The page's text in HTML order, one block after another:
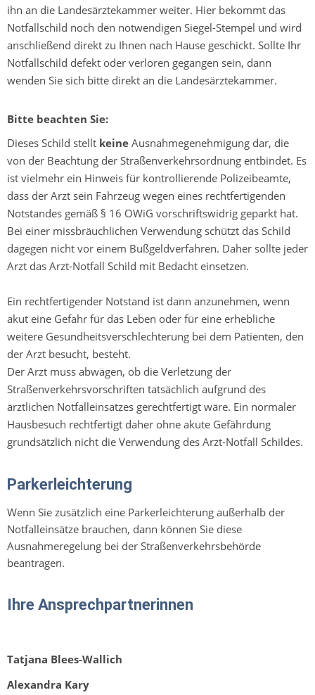
ihn an die Landesärztekammer weiter. Hier bekommt das
Notfallschild noch den notwendigen Siegel-Stempel und wird
anschließend direkt zu Ihnen nach Hause geschickt. Sollte Ihr
Notfallschild defekt oder verloren gegangen sein, dann
wenden Sie sich bitte direkt an die Landesärztekammer.
Bitte beachten Sie:
Dieses Schild stellt keine Ausnahmegenehmigung dar, die
von der Beachtung der Straßenverkehrsordnung entbindet. Es
ist vielmehr ein Hinweis für kontrollierende Polizeibeamte,
dass der Arzt sein Fahrzeug wegen eines rechtfertigenden
Notstandes gemäß § 16 OWiG vorschriftswidrig geparkt hat.
Bei einer missbräuchlichen Verwendung schützt das Schild
dagegen nicht vor einem Bußgeldverfahren. Daher sollte jeder
Arzt das Arzt-Notfall Schild mit Bedacht einsetzen.
Ein rechtfertigender Notstand ist dann anzunehmen, wenn
akut eine Gefahr für das Leben oder für eine erhebliche
weitere Gesundheitsverschlechterung bei dem Patienten, den
der Arzt besucht, besteht.
Der Arzt muss abwägen, ob die Verletzung der
Straßenverkehrsvorschriften tatsächlich aufgrund des
ärztlichen Notfalleinsatzes gerechtfertigt wäre. Ein normaler
Hausbesuch rechtfertigt daher ohne akute Gefährdung
grundsätzlich nicht die Verwendung des Arzt-Notfall Schildes.
Parkerleichterung
Wenn Sie zusätzlich eine Parkerleichterung außerhalb der
Notfalleinsätze brauchen, dann können Sie diese
Ausnahmeregelung bei der Straßenverkehrsbehörde
beantragen.
Ihre Ansprechpartnerinnen
Tatjana Blees-Wallich
Alexandra Kary